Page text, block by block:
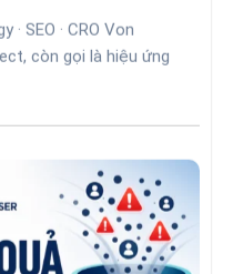
· SEO · CRO Von
còn gọi là hiệu ứng